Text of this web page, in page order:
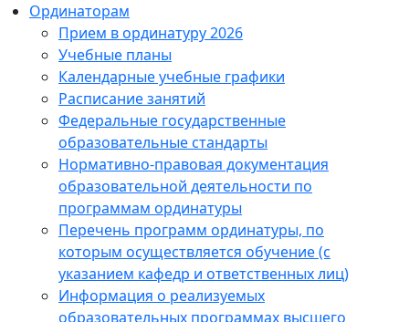
Ординаторам
Прием в ординатуру 2026
Учебные планы
Календарные учебные графики
Расписание занятий
Федеральные государственные
образовательные стандарты
Нормативно-правовая документация
образовательной деятельности по
программам ординатуры
Перечень программ ординатуры, по
которым осуществляется обучение (с
указанием кафедр и ответственных лиц)
Информация о реализуемых
образовательных программах высшего